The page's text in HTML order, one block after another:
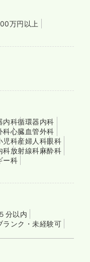
万円以上
内科循環器内科
科心臓血管外科
児科産婦人科眼科
科放射線科麻酔科
ー科
分以内
ランク・未経験可